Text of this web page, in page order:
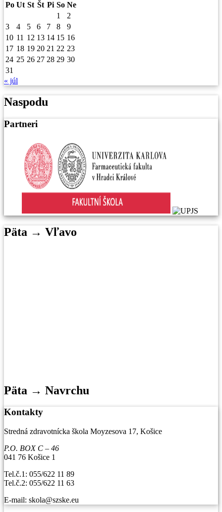
Po Ut St Št Pi So Ne
1
2
3
4 5 6 7 8
9
10 11 12 13 14 15 16
17 18 19 20 21 22 23
24 25 26 27 28 29 30
31
« júl
Naspodu
Partneri
Päta → Vľavo
Päta → Navrchu
Kontakty
Stredná zdravotnícka škola Moyzesova 17, Košice
P.O. BOX C – 46
041 76 Košice 1
Tel.č.1: 055/622 11 89
Tel.č.2: 055/622 11 63
E-mail: skola@szske.eu